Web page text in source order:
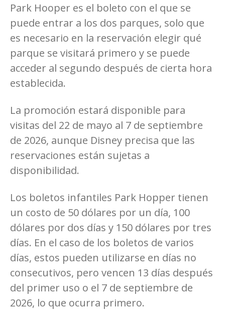
Park Hooper es el boleto con el que se
puede entrar a los dos parques, solo que
es necesario en la reservación elegir qué
parque se visitará primero y se puede
acceder al segundo después de cierta hora
establecida.
La promoción estará disponible para
visitas del 22 de mayo al 7 de septiembre
de 2026, aunque Disney precisa que las
reservaciones están sujetas a
disponibilidad.
Los boletos infantiles Park Hopper tienen
un costo de 50 dólares por un día, 100
dólares por dos días y 150 dólares por tres
días. En el caso de los boletos de varios
días, estos pueden utilizarse en días no
consecutivos, pero vencen 13 días después
del primer uso o el 7 de septiembre de
2026, lo que ocurra primero.